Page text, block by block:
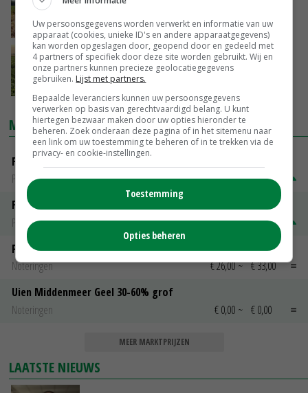
05-10-2022
Zoeken naar stabiele aardappelrassen met
lage input
09-08-2022
MARKTPRIJZEN
Fontane
PotatoNL
€ 15,00~ € 23,00
Fritesgeschikt NL Du Be
PotatoNL
€ 15,00~ € 23,00
Peen
Noteringen
€ 26,00~ € 33,00
Uien Middenmeer Geel 30-60% grof
Noteringen
€ 0,00 ~ € 0,00
MEER MARKTPRIJZEN
LAATSTE NIEUWS
Uw persoonsgegevens worden verwerkt en informatie van uw
apparaat (cookies, unieke ID's en andere apparaatgegevens)
kan worden opgeslagen door, geopend door en gedeeld met
4 partners of specifiek door deze site worden gebruikt. Wij en
onze partners kunnen precieze geolocatiegegevens
gebruiken. Lijst met partners.
Bepaalde leveranciers kunnen uw persoonsgegevens
verwerken op basis van gerechtvaardigd belang. U kunt
hiertegen bezwaar maken door uw opties hieronder te
beheren. Zoek onderaan deze pagina of in het sitemenu naar
een link om uw toestemming te beheren of in te trekken via de
privacy- en cookie-instellingen.
Toestemming
Opties beheren